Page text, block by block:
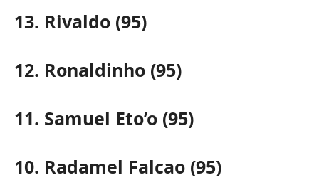
13. Rivaldo (95)
12. Ronaldinho (95)
11. Samuel Eto’o (95)
10. Radamel Falcao (95)